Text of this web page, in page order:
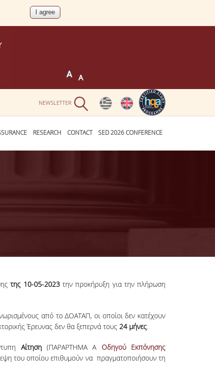
NEWSLETTER
RESEARCH CONTACT SED 2026 CONFERENCE
της 10-05-2023την προκήρυξη για την πλήρωση
από το ΔΟΑΤΑΠ, οι οποίοι δεν κατέχουν
Έρευνας δεν θα ξεπερνά τους24 μήνες.
Αίτηση(ΠΑΡΑΡΤΗΜΑ Α Οδηγού Εκπόνησης
του οποίου επιθυμούν να πραγματοποιήσουν τη